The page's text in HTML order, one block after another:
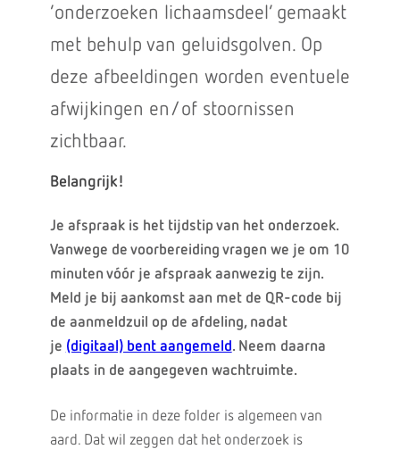
‘onderzoeken lichaamsdeel’ gemaakt
met behulp van geluidsgolven. Op
deze afbeeldingen worden eventuele
afwijkingen en/of stoornissen
zichtbaar.
Belangrijk!
Je afspraak is het tijdstip van het onderzoek.
Vanwege de voorbereiding vragen we je om 10
minuten vóór je afspraak aanwezig te zijn.
Meld je bij aankomst aan met de QR-code bij
de aanmeldzuil op de afdeling, nadat
je (digitaal) bent aangemeld. Neem daarna
plaats in de aangegeven wachtruimte.
De informatie in deze folder is algemeen van
aard. Dat wil zeggen dat het onderzoek is